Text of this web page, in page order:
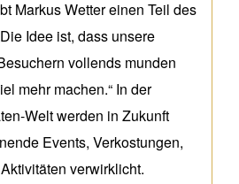
Markus Wetter einen Teil des
Idee ist, dass unsere
vollends munden
mehr machen.“ In der
Welt werden in Zukunft
Events, Verkostungen,
verwirklicht.